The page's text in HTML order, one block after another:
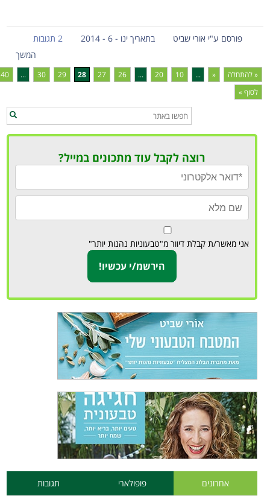
פורסם ע"י אורי שביט בתאריך ינו - 6 - 2014
2 תגובות
המשך
« להתחלה «
...
10
20
...
26
27
28
29
30
...
40
לסוף »
רוצה לקבל עוד מתכונים במייל?
אני מאשר/ת קבלת דיוור מ"טבעוניות נהנות יותר"
אחרונים פופולארי תגובות